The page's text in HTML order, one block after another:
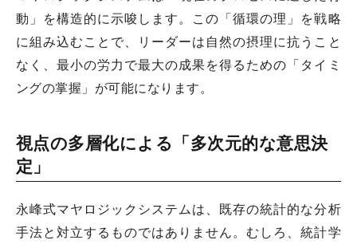
動」を構造的に示唆します。この「循環の理」を戦略
に組み込むことで、リーダーは自然の摂理に抗うこと
なく、最小の労力で最大の成果を得るための「タイミ
ングの掌握」が可能になります。
視点の多層化による「多次元的な意思決
定」
永峰式マヤロジックシステムは、既存の統計的な分析
手法と対立するものではありません。むしろ、統計学